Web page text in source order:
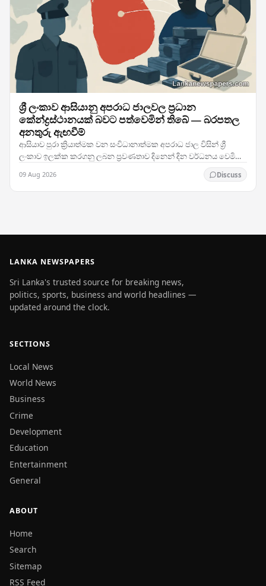
ශ්‍රී ලංකාව ආසියානු අපරාධ ජාලවල ප්‍රධාන
කේන්ද්‍රස්ථානයක් බවට පත්වෙමින් තිබේ — බරපතල
අනතුරු ඇඟවීම්
ආසියාව පුරා ක්‍රියාත්මක වන සංවිධානාත්මක අපරාධ ජාල විසින් ශ්‍රී
ලංකාව ඉලක්ක කරගනු ලබන ප්‍රවණතාව දිනෙන් දින වර්ධනය වෙමින්
09 Aug 2026 Discuss
LANKA NEWSPAPERS
Sri Lanka's trusted source for breaking news,
politics, sports, business and world headlines —
updated around the clock.
SECTIONS
Local News
World News
Business
Crime
Development
Education
Entertainment
General
ABOUT
Home
Search
Sitemap
RSS Feed